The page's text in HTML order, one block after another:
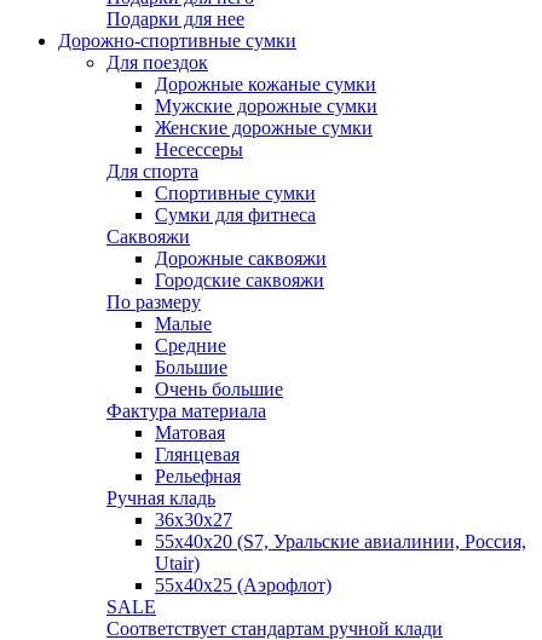
Подарки для нее
Дорожно-спортивные сумки
Для поездок
Дорожные кожаные сумки
Мужские дорожные сумки
Женские дорожные сумки
Несессеры
Для спорта
Спортивные сумки
Сумки для фитнеса
Саквояжи
Дорожные саквояжи
Городские саквояжи
По размеру
Малые
Средние
Большие
Очень большие
Фактура материала
Матовая
Глянцевая
Рельефная
Ручная кладь
36х30x27
55х40х20 (S7, Уральские авиалинии, Россия,
Utair)
55х40х25 (Аэрофлот)
SALE
Соответствует стандартам ручной клади